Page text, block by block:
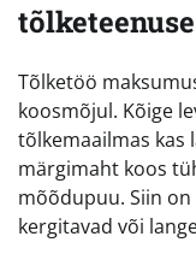
Tõlketöö
koosmõjul. Kõige
tõlkemaailmas kas
märgimaht koos
mõõdupuu. Siin
kergitavad või